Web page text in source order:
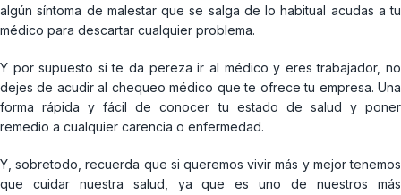
algún síntoma de malestar que se salga de lo habitual acudas a tu
médico para descartar cualquier problema.
Y por supuesto si te da pereza ir al médico y eres trabajador, no
dejes de acudir al chequeo médico que te ofrece tu empresa. Una
forma rápida y fácil de conocer tu estado de salud y poner
remedio a cualquier carencia o enfermedad.
Y, sobretodo, recuerda que si queremos vivir más y mejor tenemos
que cuidar nuestra salud, ya que es uno de nuestros más